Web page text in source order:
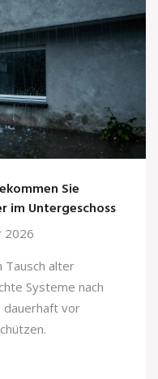
Sie
im Untergeschoss
2026
Tausch alter
Systeme nach
dauerhaft vor